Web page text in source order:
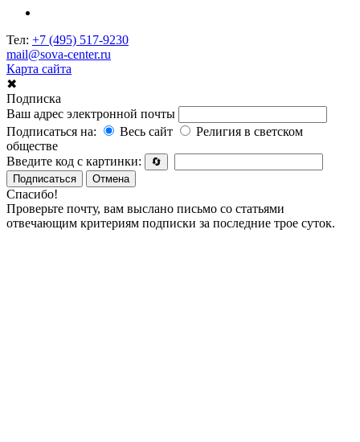
Тел: +7 (495) 517-9230
mail@sova-center.ru
Карта сайта
✖
Подписка
Ваш адрес электронной почты
Подписаться на:
Весь сайт
Религия в светском
обществе
Введите код с картинки:
🔄
Подписаться
Отмена
Спасибо!
Проверьте почту, вам выслано письмо со статьями
отвечающим критериям подписки за последние трое суток.